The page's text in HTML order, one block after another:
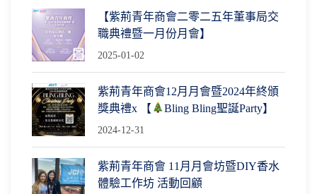
【紫荊青年商會二零二五年董事局交
職典禮暨一月份月會】
2025-01-02
紫荊青年商會12月月會暨2024年終頒
獎典禮x 【
Bling Bling聖誕Party】
2024-12-31
紫荊青年商會 11月月會坊暨DIY香水
體驗工作坊 活動回顧